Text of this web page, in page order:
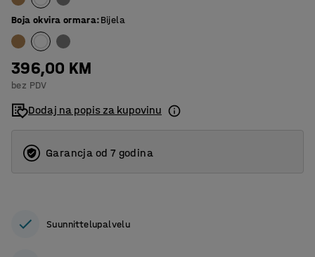
Boja okvira ormara:Bijela
396,00 KM
bez PDV
Dodaj na popis za kupovinu
Garancja od 7 godina
Suunnittelupalvelu